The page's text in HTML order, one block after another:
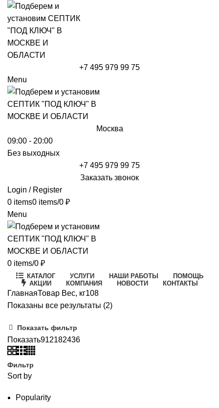
+7 495 979 99 75
Menu
Москва
09:00 - 20:00
Без выходных
+7 495 979 99 75
Заказать звонок
Login / Register
0 items0 items/0 ₽
Menu
0 items/0 ₽
КАТАЛОГ УСЛУГИ НАШИ РАБОТЫ
ПОМОЩЬ
АКЦИИ
КОМПАНИЯ НОВОСТИ КОНТАКТЫ
ГлавнаяТовар Вес, кг108
Показаны все результаты (2)Цены:
Показать фильтр
Показать912182436
Фильтр
Sort by
Popularity